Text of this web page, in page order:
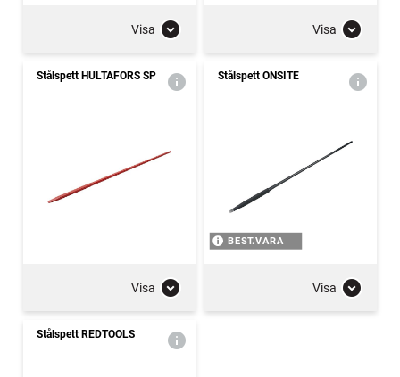
Visa Visa
Stålspett HULTAFORS SP
Visa
Stålspett ONSITE
BEST.VARA
Visa
Stålspett REDTOOLS